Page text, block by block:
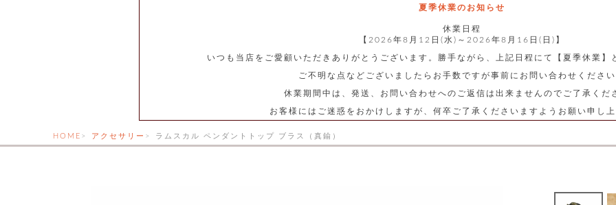
夏季休業のお知らせ
休業日程
【2026年8月12日(水)～2026年8月16日(日)】
いつも当店をご愛顧いただきありがとうございます。勝手ながら、上記日程にて【夏季休業】
ご不明な点などございましたらお手数ですが事前にお問い合わせください
休業期間中は、発送、お問い合わせへのご返信は出来ませんのでご了承くだ
お客様にはご迷惑をおかけしますが、何卒ご了承くださいますようお願い申し上
HOME アクセサリー ラムスカル ペンダントトップ ブラス（真鍮）